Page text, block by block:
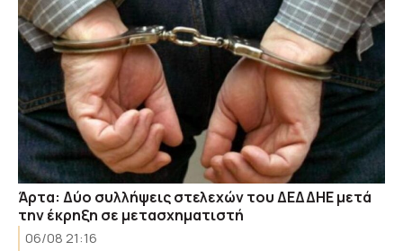
Άρτα: Δύο συλλήψεις στελεχών του ΔΕΔΔΗΕ μετά
την έκρηξη σε μετασχηματιστή
06/08 21:16